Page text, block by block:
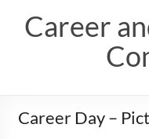
contentCareer
Career Day –